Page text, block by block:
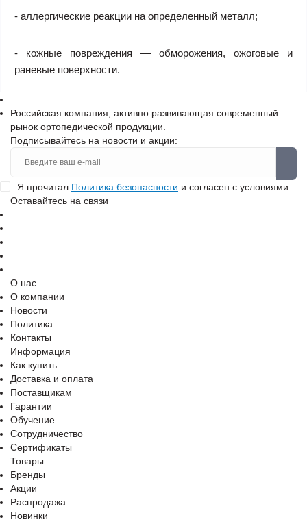
- аллергические реакции на определенный металл;
- кожные повреждения — обморожения, ожоговые и
раневые поверхности.
Российская компания, активно развивающая современный
рынок ортопедической продукции.
Подписывайтесь на новости и акции:
Я прочитал Политика безопасности и согласен с условиями
Оставайтесь на связи
О нас
О компании
Новости
Политика
Контакты
Информация
Как купить
Доставка и оплата
Поставщикам
Гарантии
Обучение
Сотрудничество
Сертификаты
Товары
Бренды
Акции
Распродажа
Новинки